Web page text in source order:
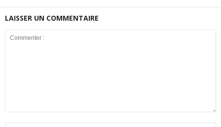
LAISSER UN COMMENTAIRE